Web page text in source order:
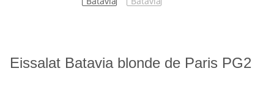
Eissalat Batavia blonde de Paris PG2